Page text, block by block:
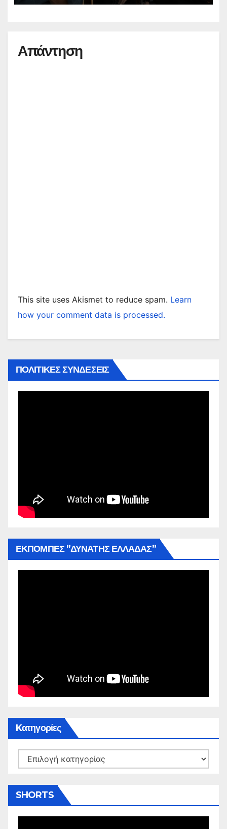
Απάντηση
This site uses Akismet to reduce spam. Learn
how your comment data is processed.
ΠΟΛΙΤΙΚΕΣ ΣΥΝΔΕΣΕΙΣ
ΕΚΠΟΜΠΕΣ ”ΔΥΝΑΤΗΣ ΕΛΛΑΔΑΣ”
Kατηγορίες
Kατηγορίες
SHORTS